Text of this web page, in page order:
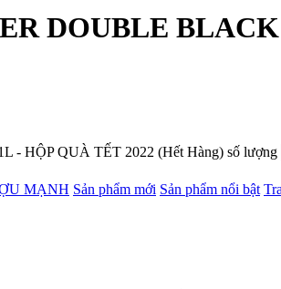
DOUBLE
HỘP QUÀ TẾT 2022 (Hết Hàng) số lượng
MẠNH Sản phẩm mới Sản phẩm nổi bật